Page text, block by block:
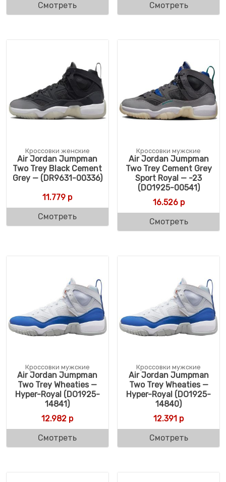
Смотреть
Смотреть
Кроссовки женские
Air Jordan Jumpman
Two Trey Black Cement
Grey — (DR9631-00336)
11.779 р
Смотреть
Кроссовки мужские
Air Jordan Jumpman
Two Trey Cement Grey
Sport Royal — -23
(DO1925-00541)
16.526р
Смотреть
Кроссовки мужские
Air Jordan Jumpman
Two Trey Wheaties —
Hyper-Royal (DO1925-
14841)
12.982 р
Смотреть
Кроссовки мужские
Air Jordan Jumpman
Two Trey Wheaties —
Hyper-Royal (DO1925-
14840)
12.391 р
Смотреть